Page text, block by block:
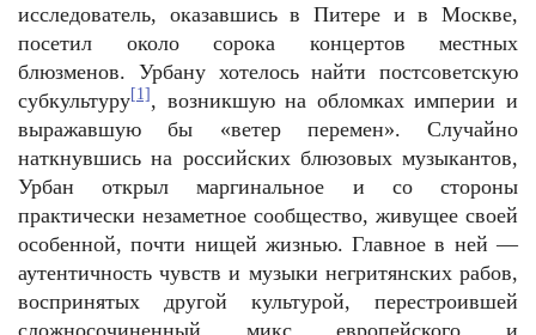
исследователь, оказавшись в Питере и в Москве,
посетил около сорока концертов местных
блюзменов. Урбану хотелось найти постсоветскую
субкультуру[1] , возникшую на обломках империи и
выражавшую бы «ветер перемен». Случайно
наткнувшись на российских блюзовых музыкантов,
Урбан открыл маргинальное и со стороны
практически незаметное сообщество, живущее своей
особенной, почти нищей жизнью. Главное в ней —
аутентичность чувств и музыки негритянских рабов,
воспринятых другой культурой, перестроившей